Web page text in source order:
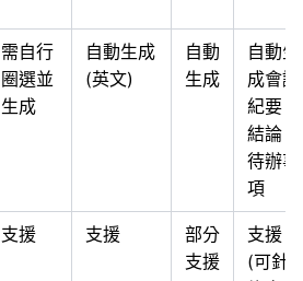
需自行
圈選並
生成
自動生成
(英文)
自動
生成
自動生
成會議
紀要、
結論、
待辦事
項
支援 支援
部分
支援
支援
(可針